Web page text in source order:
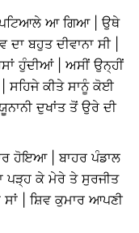
ਪਟਿਆਲੇ ਆ ਗਿਆ | ਉਥੇ
ਬਹੁਤ ਦੀਵਾਨਾ ਸੀ |
ਹੁੰਦੀਆਂ | ਅਸੀਂ ਉਨ੍ਹੀਂ
ਸਹਿਜੇ ਕੀਤੇ ਸਾਨੂੰ ਕੋਈ
ਦੁਖਾਂਤ ਤੋਂ ਉਰੇ ਦੀ
ਹੋਇਆ | ਬਾਹਰ ਪੰਡਾਲ
ਪੜ੍ਹ ਕੇ ਮੇਰੇ ਤੇ ਸੁਰਜੀਤ
| ਸ਼ਿਵ ਕੁਮਾਰ ਆਪਣੀ